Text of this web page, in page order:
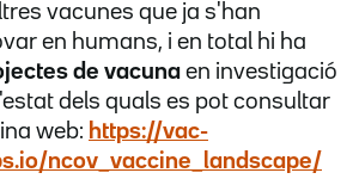
vacunes que ja s'han
en humans, i en total hi ha
de vacuna en investigació
dels quals es pot consultar
web: https://vac-
ncov_vaccine_landscape/